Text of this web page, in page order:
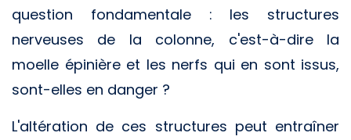
question fondamentale : les structures
nerveuses de la colonne, c'est-à-dire la
moelle épinière et les nerfs qui en sont issus,
sont-elles en danger ?
L'altération de ces structures peut entraîner